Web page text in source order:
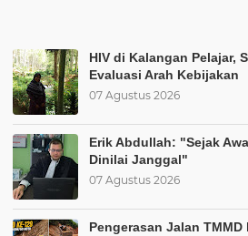
HIV di Kalangan Pelajar,
Evaluasi Arah Kebijakan
07 Agustus 2026
Erik Abdullah: "Sejak
Dinilai Janggal"
07 Agustus 2026
Pengerasan Jalan TMMD